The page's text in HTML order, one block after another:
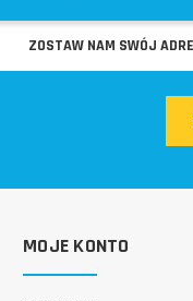
MOJE KONTO